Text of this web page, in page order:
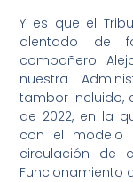
Y es que el
alentado de
compañero
nuestra
tambor incluido,
de 2022, en la
con el modelo
circulación de
Funcionamiento